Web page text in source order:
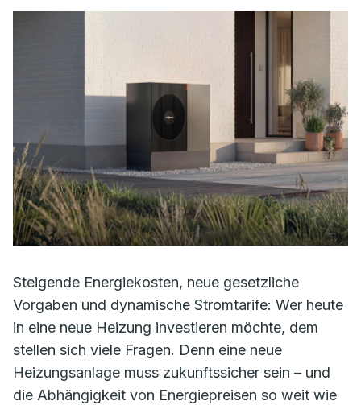
Steigende Energiekosten, neue gesetzliche
Vorgaben und dynamische Stromtarife: Wer heute
in eine neue Heizung investieren möchte, dem
stellen sich viele Fragen. Denn eine neue
Heizungsanlage muss zukunftssicher sein – und
die Abhängigkeit von Energiepreisen so weit wie